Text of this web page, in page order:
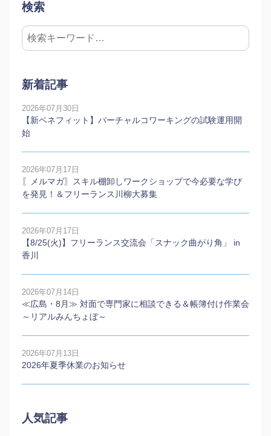
検索
新着記事
2026年07月30日
【新ベネフィット】バーチャルコワーキングの試験運用開
始
2026年07月17日
〖メルマガ〗スキル棚卸しワークショップで今必要な学び
を発見！＆フリーランス川柳大募集
2026年07月17日
【8/25(火)】フリーランス交流会「スナック曲がり角」 in
香川
2026年07月14日
≪広島・8月≫ 対面で専門家に相談できる＆帳簿付け作業会
～リアルみんちょぼ～
2026年07月13日
2026年夏季休業のお知らせ
人気記事